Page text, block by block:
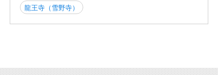
龍王寺（雪野寺）